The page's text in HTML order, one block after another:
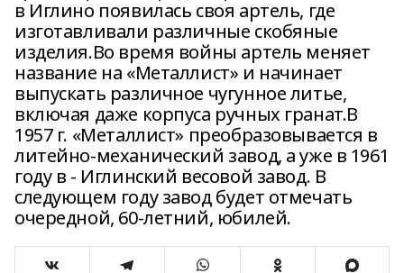
в Иглино появилась своя артель, где
изготавливали различные скобяные
изделия.Во время войны артель меняет
название на «Металлист» и начинает
выпускать различное чугунное литье,
включая даже корпуса ручных гранат.В
1957 г. «Металлист» преобразовывается в
литейно-механический завод, а уже в 1961
году в - Иглинский весовой завод. В
следующем году завод будет отмечать
очередной, 60-летний, юбилей.